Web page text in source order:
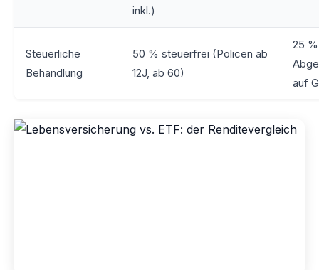
inkl.)
Steuerliche
Behandlung
50 % steuerfrei (Policen ab
12J, ab 60)
25 %
auf